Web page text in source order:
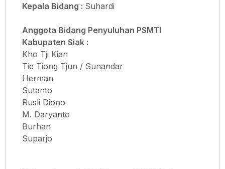
Kepala Bidang : Suhardi
Anggota Bidang Penyuluhan PSMTI
Kabupaten Siak :
Kho Tji Kian
Tie Tiong Tjun / Sunandar
Herman
Sutanto
Rusli Diono
M. Daryanto
Burhan
Suparjo